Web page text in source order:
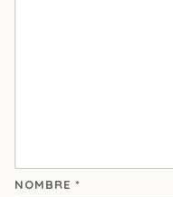
NOMBRE *